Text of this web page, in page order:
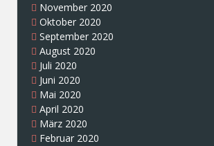
November 2020
Oktober 2020
September 2020
August 2020
Juli 2020
Juni 2020
Mai 2020
April 2020
März 2020
Februar 2020